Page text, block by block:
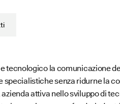
tecnologico la comunicazione
specialistiche senza ridurne la
azienda attiva nello sviluppo di